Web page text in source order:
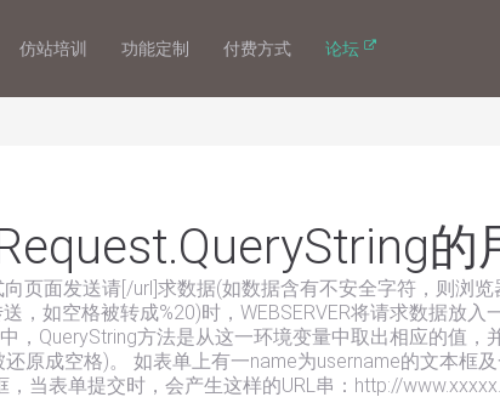
仿站培训 功能定制 付费方式 论坛
的
向页面发送请[/url]求数据(如数据含有不安全字符，则浏
，如空格被转成%20)时，WEBSERVER将请求数据放入
中，QueryString方法是从这一环境变量中取出相应的值，
原成空格)。 如表单上有一name为username的文本框
，当表单提交时，会产生这样的URL串：http://